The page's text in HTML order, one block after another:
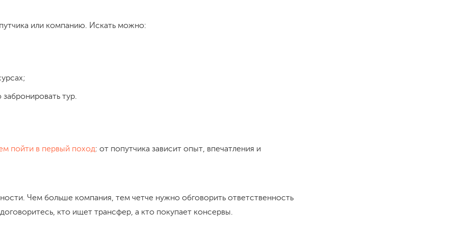
или компанию. Искать можно:
тур.
пойти в первый поход: от попутчика зависит опыт, впечатления и
Чем больше компания, тем четче нужно обговорить ответственность
кто ищет трансфер, а кто покупает консервы.